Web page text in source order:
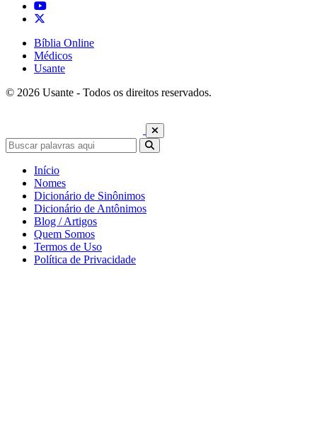
Bíblia Online
Médicos
Usante
© 2026 Usante - Todos os direitos reservados.
Início
Nomes
Dicionário de Sinônimos
Dicionário de Antônimos
Blog / Artigos
Quem Somos
Termos de Uso
Política de Privacidade